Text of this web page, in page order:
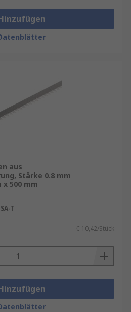
aus
Stärke 0.8 mm
x 500 mm
T
€ 10,42/Stück